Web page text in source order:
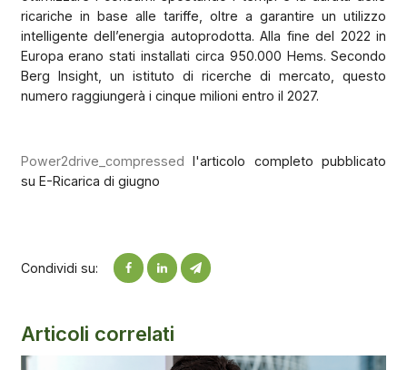
ricariche in base alle tariffe, oltre a garantire un utilizzo
intelligente dell’energia autoprodotta. Alla fine del 2022 in
Europa erano stati installati circa 950.000 Hems. Secondo
Berg Insight, un istituto di ricerche di mercato, questo
numero raggiungerà i cinque milioni entro il 2027.
Power2drive_compressed l'articolo completo pubblicato
su E-Ricarica di giugno
Condividi su:
Articoli correlati